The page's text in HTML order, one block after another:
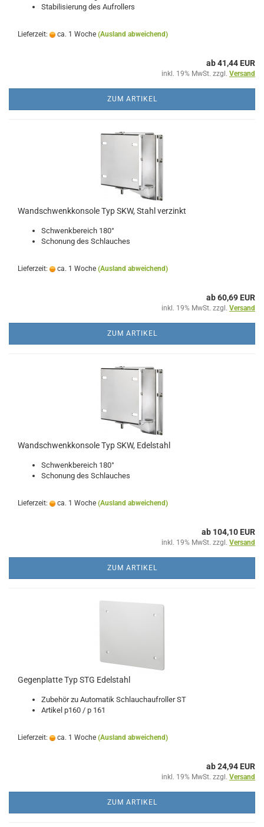
Stabilisierung des Aufrollers
Lieferzeit: ca. 1 Woche (Ausland abweichend)
ab 41,44 EUR
inkl. 19% MwSt. zzgl. Versand
ZUM ARTIKEL
Wandschwenkkonsole Typ SKW, Stahl verzinkt
Schwenkbereich 180°
Schonung des Schlauches
Lieferzeit: ca. 1 Woche (Ausland abweichend)
ab 60,69 EUR
inkl. 19% MwSt. zzgl. Versand
ZUM ARTIKEL
Wandschwenkkonsole Typ SKW, Edelstahl
Schwenkbereich 180°
Schonung des Schlauches
Lieferzeit: ca. 1 Woche (Ausland abweichend)
ab 104,10 EUR
inkl. 19% MwSt. zzgl. Versand
ZUM ARTIKEL
Gegenplatte Typ STG Edelstahl
Zubehör zu Automatik Schlauchaufroller ST
Artikel p160 / p 161
Lieferzeit: ca. 1 Woche (Ausland abweichend)
ab 24,94 EUR
inkl. 19% MwSt. zzgl. Versand
ZUM ARTIKEL